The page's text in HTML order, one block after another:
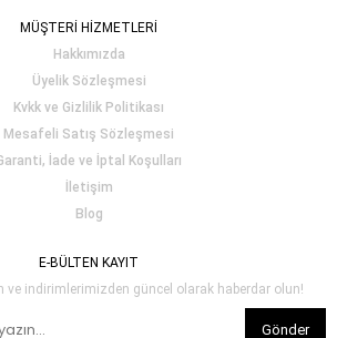
MÜŞTERİ HİZMETLERİ
Hakkımızda
Üyelik Sözleşmesi
Kvkk ve Gizlilik Politikası
Mesafeli Satış Sözleşmesi
İade ve İptal Koşulları
İletişim
Blog
E-BÜLTEN KAYIT
ve indirimlerimizden güncel olarak haberdar olun!
Gönder